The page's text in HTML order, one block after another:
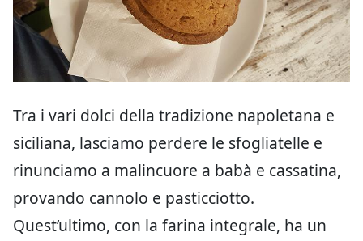
Tra i vari dolci della tradizione napoletana e
siciliana, lasciamo perdere le sfogliatelle e
rinunciamo a malincuore a babà e cassatina,
provando cannolo e pasticciotto.
Quest’ultimo, con la farina integrale, ha un